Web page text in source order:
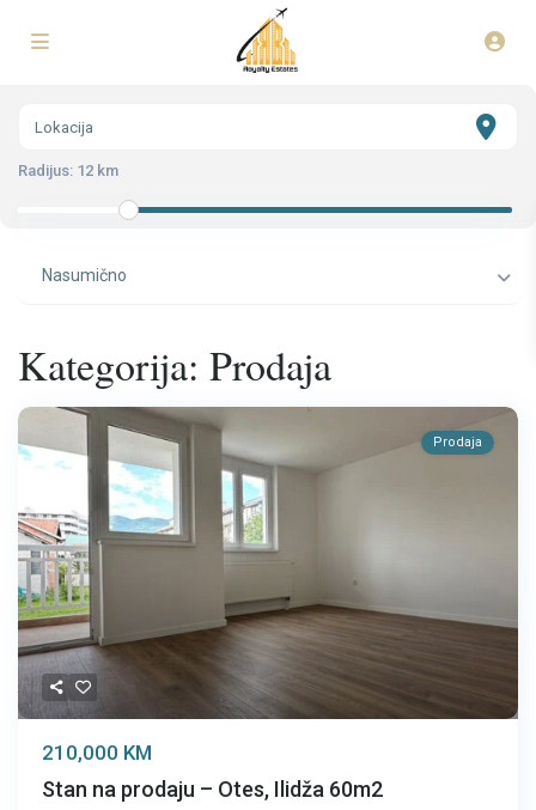
Radijus: 12 km
Nasumično
Kategorija: Prodaja
Prodaja
210,000 KM
Stan na prodaju – Otes, Ilidža 60m2